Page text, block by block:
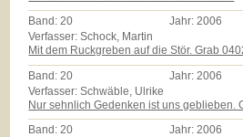
Band:20 Jahr:2006
Verfasser: Schock, Martin
Mit dem Ruckgreben auf die Stör. Grab
Band: 20 Jahr: 2006
Verfasser: Schwäble, Ulrike
Nur sehnlich Gedenken ist uns geblieben.
Band:20 Jahr:2006